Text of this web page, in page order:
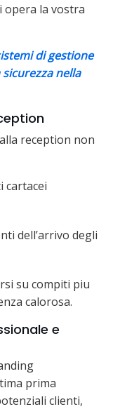
opera la vostra
di gestione
nella
reception non
cartacei
dell’arrivo degli
su compiti piu
calorosa.
e
prima
clienti,